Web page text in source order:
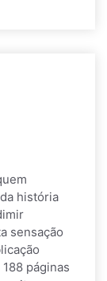
história
sensação
páginas